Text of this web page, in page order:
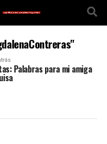
Palabras para mi amiga